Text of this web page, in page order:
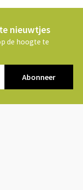
nieuwtjes
de hoogte te
Abonneer